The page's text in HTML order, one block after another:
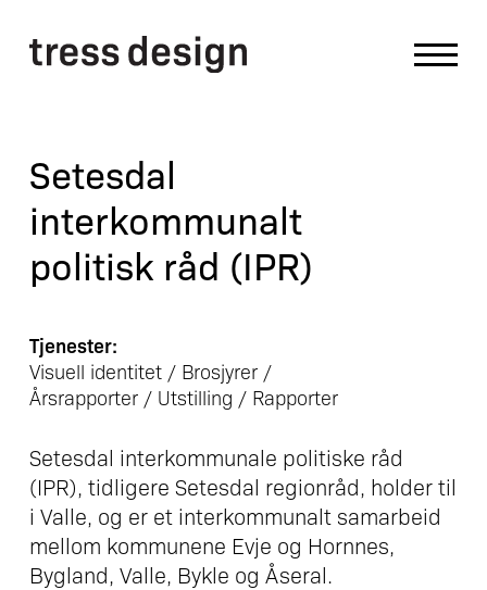
Setesdal
interkommunalt
politisk råd (IPR)
Tjenester:
Visuell identitet / Brosjyrer /
Årsrapporter / Utstilling / Rapporter
Setesdal interkommunale politiske råd
(IPR), tidligere Setesdal regionråd, holder til
i Valle, og er et interkommunalt samarbeid
mellom kommunene Evje og Hornnes,
Bygland, Valle, Bykle og Åseral.